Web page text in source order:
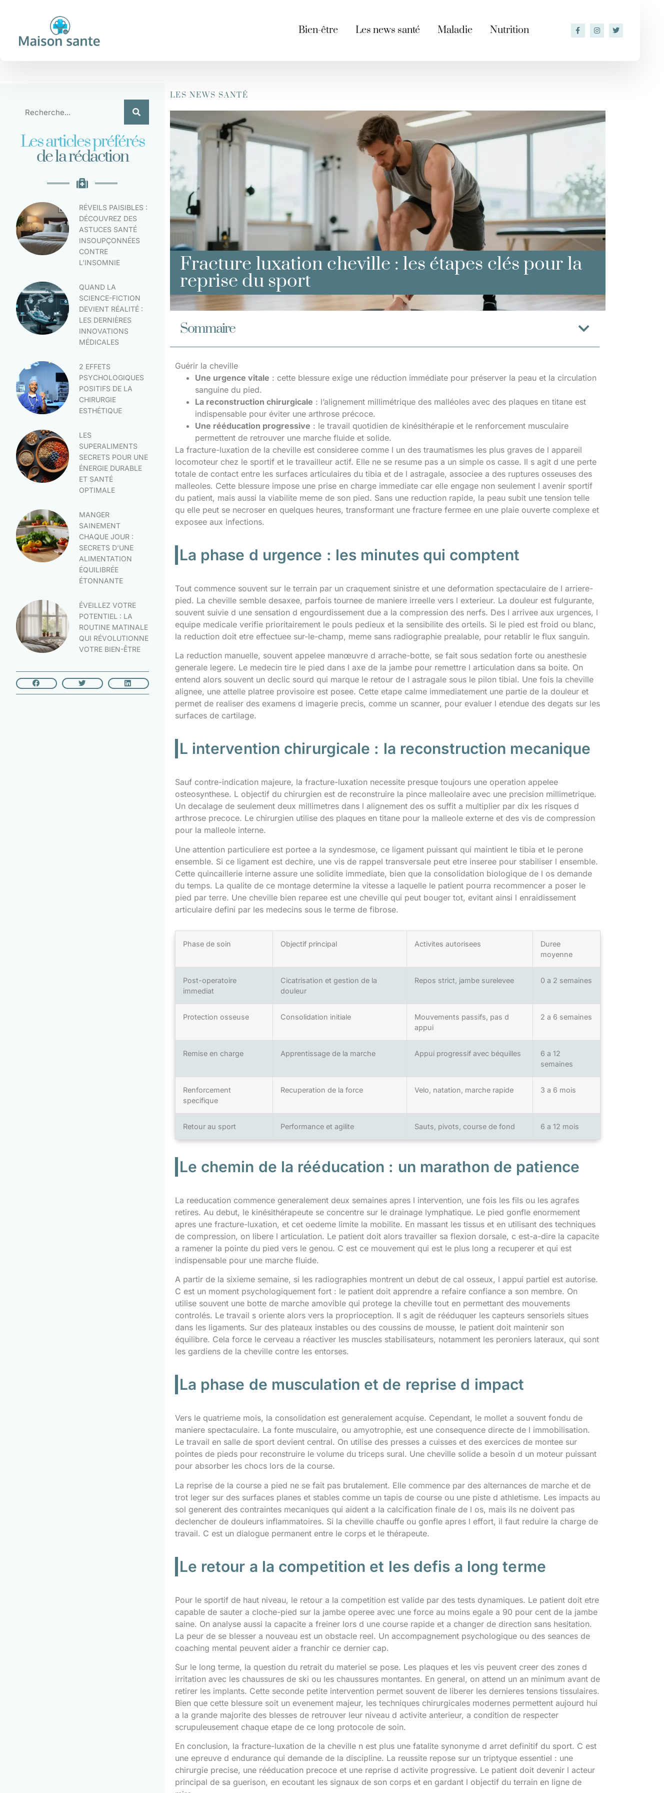
Bien-être Les news santé Maladie Nutrition
Les articles préférés
de la rédaction
RÉVEILS PAISIBLES :
DÉCOUVREZ DES
ASTUCES SANTÉ
INSOUPÇONNÉES
CONTRE
L’INSOMNIE
QUAND LA
SCIENCE-FICTION
DEVIENT RÉALITÉ :
LES DERNIÈRES
INNOVATIONS
MÉDICALES
2 EFFETS
PSYCHOLOGIQUES
POSITIFS DE LA
CHIRURGIE
ESTHÉTIQUE
LES
SUPERALIMENTS
SECRETS POUR UNE
ÉNERGIE DURABLE
ET SANTÉ
OPTIMALE
MANGER
SAINEMENT
CHAQUE JOUR :
SECRETS D’UNE
ALIMENTATION
ÉQUILIBRÉE
ÉTONNANTE
ÉVEILLEZ VOTRE
POTENTIEL : LA
ROUTINE MATINALE
QUI RÉVOLUTIONNE
VOTRE BIEN-ÊTRE
LES NEWS SANTÉ
Fracture luxation cheville : les étapes clés pour la
reprise du sport
Sommaire
Guérir la cheville
Une urgence vitale : cette blessure exige une réduction immédiate pour préserver la peau et la circulation
sanguine du pied.
La reconstruction chirurgicale : l’alignement millimétrique des malléoles avec des plaques en titane est
indispensable pour éviter une arthrose précoce.
Une rééducation progressive : le travail quotidien de kinésithérapie et le renforcement musculaire
permettent de retrouver une marche fluide et solide.
La fracture-luxation de la cheville est consideree comme l un des traumatismes les plus graves de l appareil
locomoteur chez le sportif et le travailleur actif. Elle ne se resume pas a un simple os casse. Il s agit d une perte
totale de contact entre les surfaces articulaires du tibia et de l astragale, associee a des ruptures osseuses des
malleoles. Cette blessure impose une prise en charge immediate car elle engage non seulement l avenir sportif
du patient, mais aussi la viabilite meme de son pied. Sans une reduction rapide, la peau subit une tension telle
qu elle peut se necroser en quelques heures, transformant une fracture fermee en une plaie ouverte complexe et
exposee aux infections.
La phase d urgence : les minutes qui comptent
Tout commence souvent sur le terrain par un craquement sinistre et une deformation spectaculaire de l arriere-
pied. La cheville semble desaxee, parfois tournee de maniere irreelle vers l exterieur. La douleur est fulgurante,
souvent suivie d une sensation d engourdissement due a la compression des nerfs. Des l arrivee aux urgences, l
equipe medicale verifie prioritairement le pouls pedieux et la sensibilite des orteils. Si le pied est froid ou blanc,
la reduction doit etre effectuee sur-le-champ, meme sans radiographie prealable, pour retablir le flux sanguin.
La reduction manuelle, souvent appelee manœuvre d arrache-botte, se fait sous sedation forte ou anesthesie
generale legere. Le medecin tire le pied dans l axe de la jambe pour remettre l articulation dans sa boite. On
entend alors souvent un declic sourd qui marque le retour de l astragale sous le pilon tibial. Une fois la cheville
alignee, une attelle platree provisoire est posee. Cette etape calme immediatement une partie de la douleur et
permet de realiser des examens d imagerie precis, comme un scanner, pour evaluer l etendue des degats sur les
surfaces de cartilage.
L intervention chirurgicale : la reconstruction mecanique
Sauf contre-indication majeure, la fracture-luxation necessite presque toujours une operation appelee
osteosynthese. L objectif du chirurgien est de reconstruire la pince malleolaire avec une precision millimetrique.
Un decalage de seulement deux millimetres dans l alignement des os suffit a multiplier par dix les risques d
arthrose precoce. Le chirurgien utilise des plaques en titane pour la malleole externe et des vis de compression
pour la malleole interne.
Une attention particuliere est portee a la syndesmose, ce ligament puissant qui maintient le tibia et le perone
ensemble. Si ce ligament est dechire, une vis de rappel transversale peut etre inseree pour stabiliser l ensemble.
Cette quincaillerie interne assure une solidite immediate, bien que la consolidation biologique de l os demande
du temps. La qualite de ce montage determine la vitesse a laquelle le patient pourra recommencer a poser le
pied par terre. Une cheville bien reparee est une cheville qui peut bouger tot, evitant ainsi l enraidissement
articulaire defini par les medecins sous le terme de fibrose.
Phase de soin Objectif principal Activites autorisees
Duree
moyenne
Post-operatoire
immediat
Cicatrisation et gestion de la
douleur
Repos strict, jambe surelevee 0 a 2 semaines
Protection osseuse Consolidation initiale
Mouvements passifs, pas d
appui
2 a 6 semaines
Remise en charge Apprentissage de la marche Appui progressif avec béquilles
6 a 12
semaines
Renforcement
specifique
Recuperation de la force Velo, natation, marche rapide 3 a 6 mois
Retour au sport Performance et agilite Sauts, pivots, course de fond 6 a 12 mois
Le chemin de la rééducation : un marathon de patience
La reeducation commence generalement deux semaines apres l intervention, une fois les fils ou les agrafes
retires. Au debut, le kinésithérapeute se concentre sur le drainage lymphatique. Le pied gonfle enormement
apres une fracture-luxation, et cet oedeme limite la mobilite. En massant les tissus et en utilisant des techniques
de compression, on libere l articulation. Le patient doit alors travailler sa flexion dorsale, c est-a-dire la capacite
a ramener la pointe du pied vers le genou. C est ce mouvement qui est le plus long a recuperer et qui est
indispensable pour une marche fluide.
A partir de la sixieme semaine, si les radiographies montrent un debut de cal osseux, l appui partiel est autorise.
C est un moment psychologiquement fort : le patient doit apprendre a refaire confiance a son membre. On
utilise souvent une botte de marche amovible qui protege la cheville tout en permettant des mouvements
controlés. Le travail s oriente alors vers la proprioception. Il s agit de rééduquer les capteurs sensoriels situes
dans les ligaments. Sur des plateaux instables ou des coussins de mousse, le patient doit maintenir son
équilibre. Cela force le cerveau a réactiver les muscles stabilisateurs, notamment les peroniers lateraux, qui sont
les gardiens de la cheville contre les entorses.
La phase de musculation et de reprise d impact
Vers le quatrieme mois, la consolidation est generalement acquise. Cependant, le mollet a souvent fondu de
maniere spectaculaire. La fonte musculaire, ou amyotrophie, est une consequence directe de l immobilisation.
Le travail en salle de sport devient central. On utilise des presses a cuisses et des exercices de montee sur
pointes de pieds pour reconstruire le volume du triceps sural. Une cheville solide a besoin d un moteur puissant
pour absorber les chocs lors de la course.
La reprise de la course a pied ne se fait pas brutalement. Elle commence par des alternances de marche et de
trot leger sur des surfaces planes et stables comme un tapis de course ou une piste d athletisme. Les impacts au
sol generent des contraintes mecaniques qui aident a la calcification finale de l os, mais ils ne doivent pas
declencher de douleurs inflammatoires. Si la cheville chauffe ou gonfle apres l effort, il faut reduire la charge de
travail. C est un dialogue permanent entre le corps et le thérapeute.
Le retour a la competition et les defis a long terme
Pour le sportif de haut niveau, le retour a la competition est valide par des tests dynamiques. Le patient doit etre
capable de sauter a cloche-pied sur la jambe operee avec une force au moins egale a 90 pour cent de la jambe
saine. On analyse aussi la capacite a freiner lors d une course rapide et a changer de direction sans hesitation.
La peur de se blesser a nouveau est un obstacle reel. Un accompagnement psychologique ou des seances de
coaching mental peuvent aider a franchir ce dernier cap.
Sur le long terme, la question du retrait du materiel se pose. Les plaques et les vis peuvent creer des zones d
irritation avec les chaussures de ski ou les chaussures montantes. En general, on attend un an minimum avant de
retirer les implants. Cette seconde petite intervention permet souvent de liberer les dernieres tensions tissulaires.
Bien que cette blessure soit un evenement majeur, les techniques chirurgicales modernes permettent aujourd hui
a la grande majorite des blesses de retrouver leur niveau d activite anterieur, a condition de respecter
scrupuleusement chaque etape de ce long protocole de soin.
En conclusion, la fracture-luxation de la cheville n est plus une fatalite synonyme d arret definitif du sport. C est
une epreuve d endurance qui demande de la discipline. La reussite repose sur un triptyque essentiel : une
chirurgie precise, une rééducation precoce et une reprise d activite progressive. Le patient doit devenir l acteur
principal de sa guerison, en ecoutant les signaux de son corps et en gardant l objectif du terrain en ligne de